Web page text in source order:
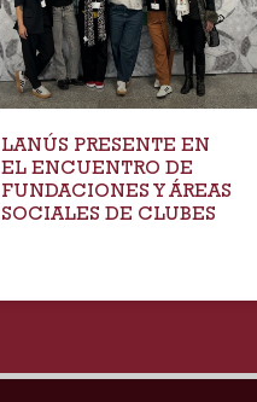
LANÚS PRESENTE EN
EL ENCUENTRO DE
FUNDACIONES Y ÁREAS
SOCIALES DE CLUBES